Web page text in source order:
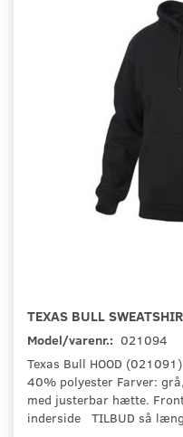
TEXAS BULL
Model/varenr.: 021094
Texas Bull HOOD
40% polyester Farver:
med justerbar hætte.
inderside TILBUD så